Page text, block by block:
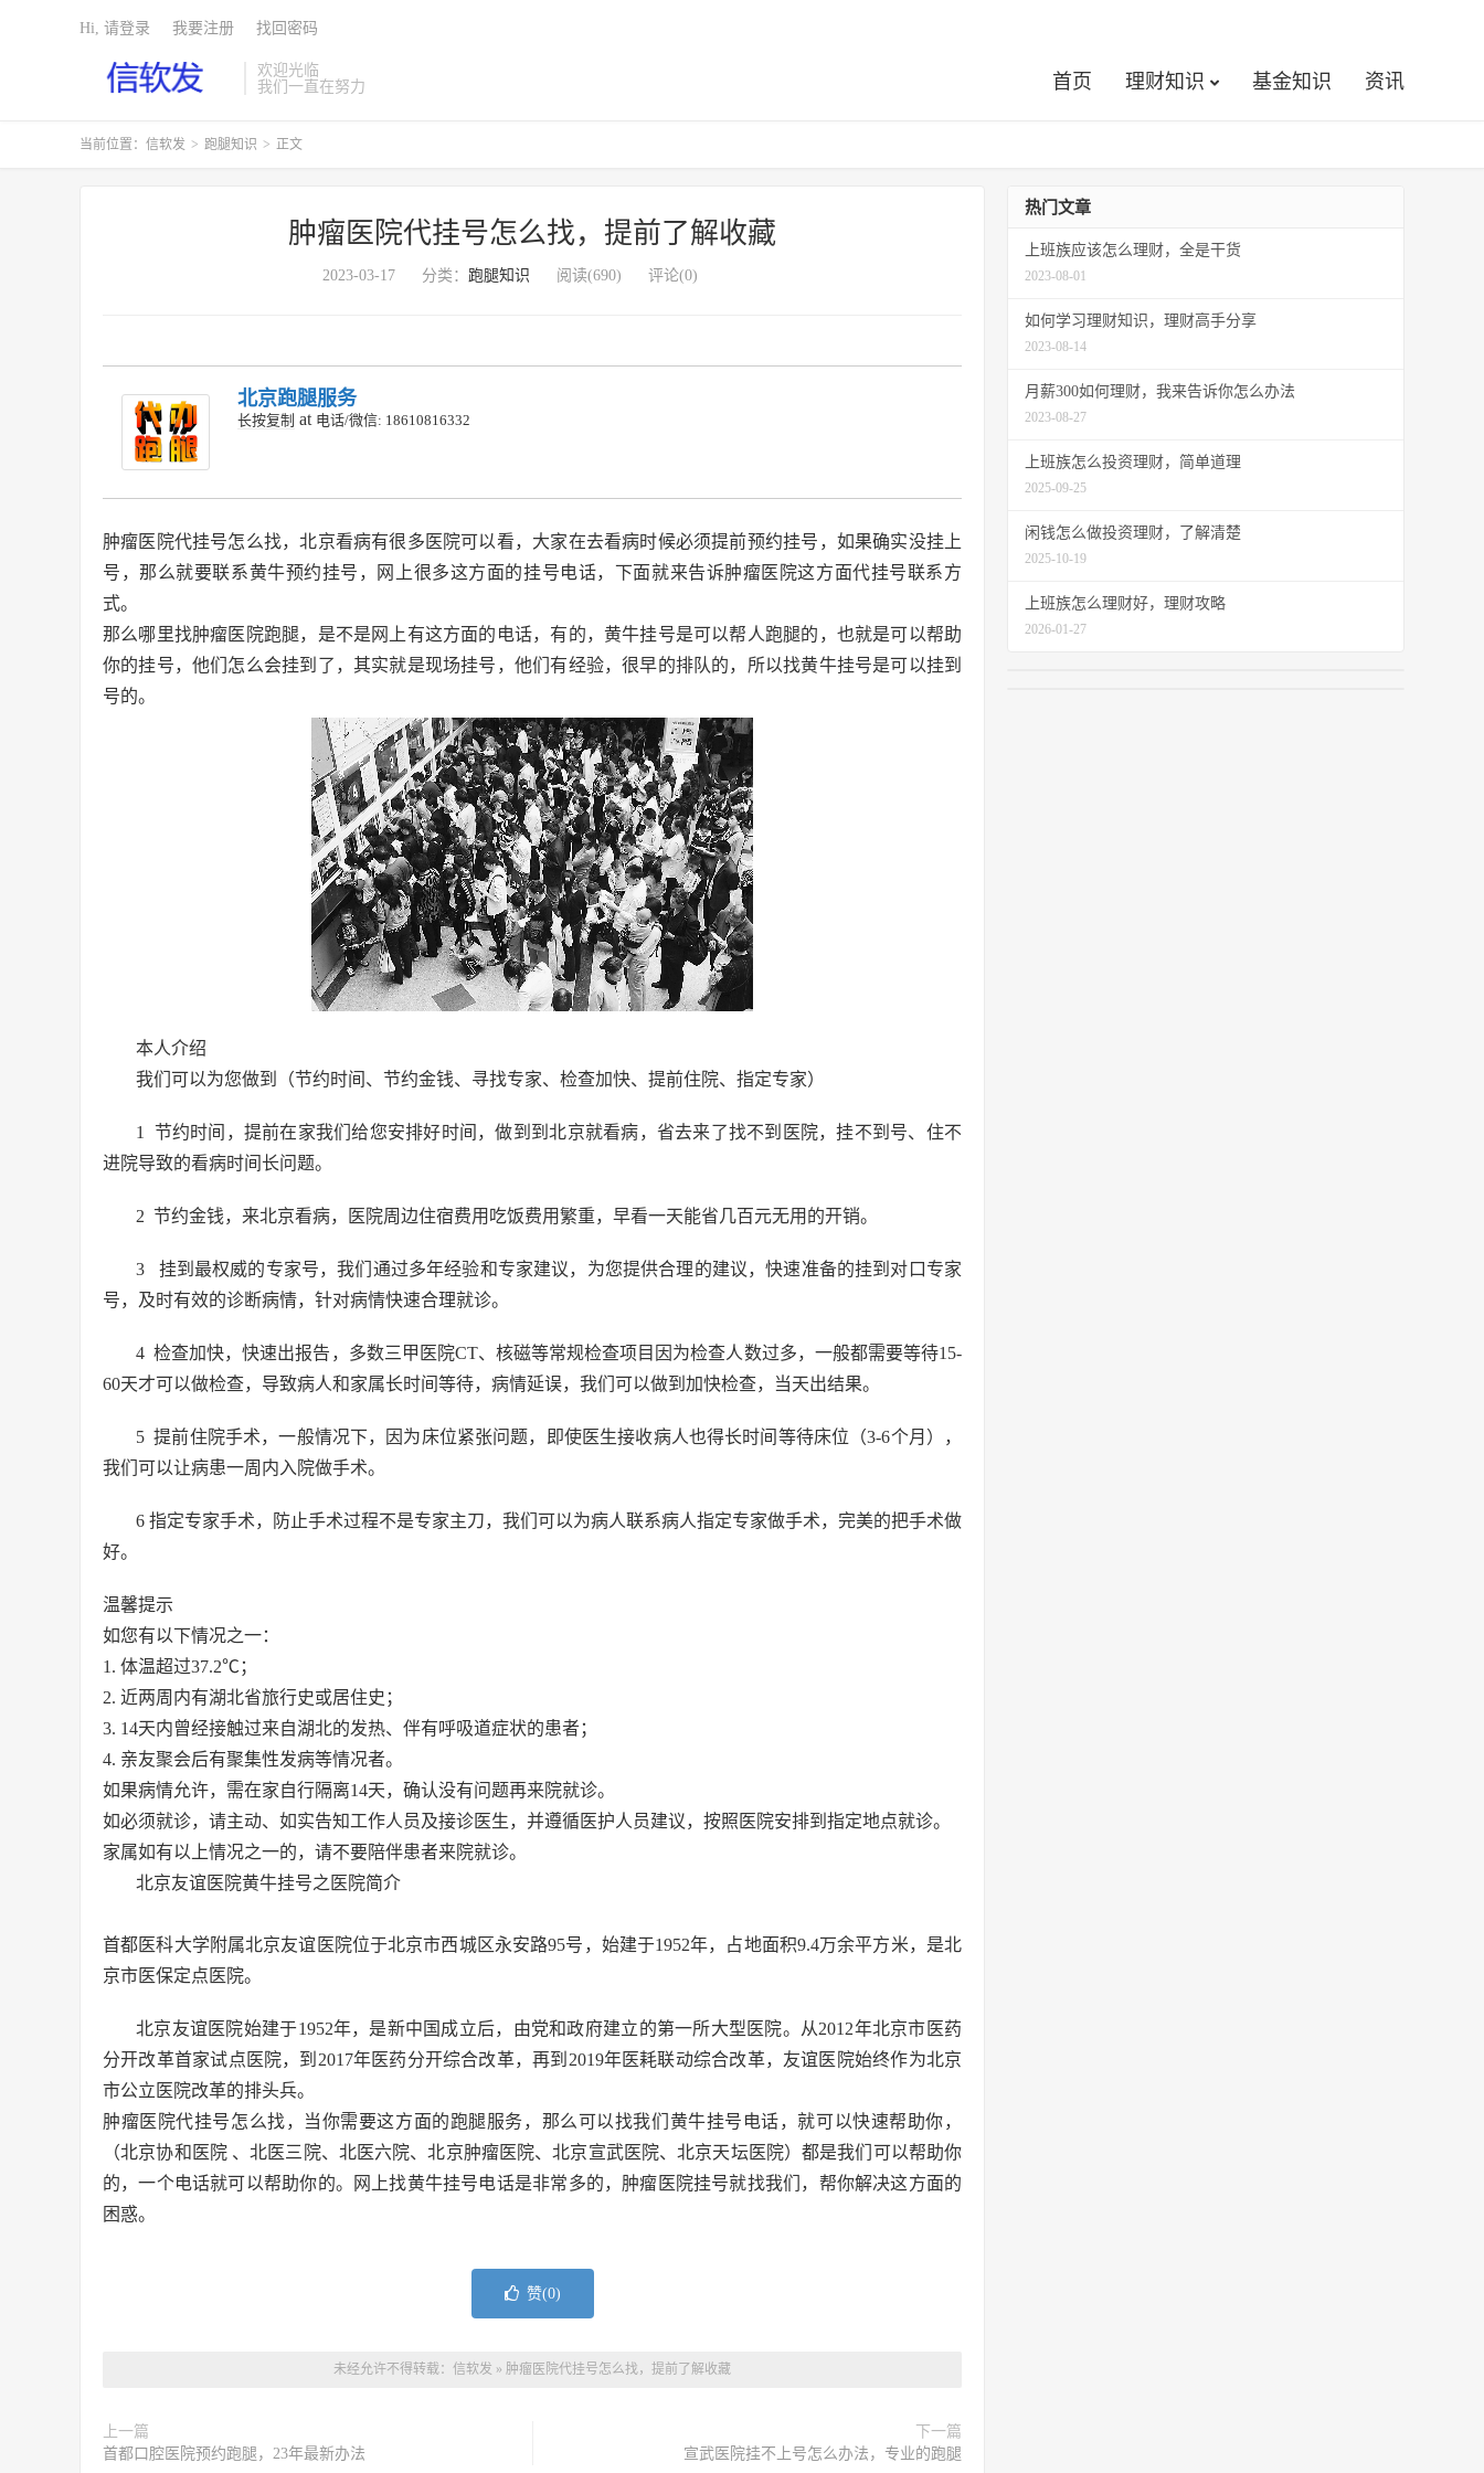
欢迎光临
我们一直在努力
首页 理财知识 基金知识 资讯
Hi, 请登录 我要注册 找回密码
当前位置： 信软发 > 跑腿知识 > 正文
肿瘤医院代挂号怎么找，提前了解收藏
2023-03-17 分类： 跑腿知识 阅读(690) 评论(0)
北京跑腿服务
长按复制 at 电话/微信: 18610816332
肿瘤医院代挂号怎么找，北京看病有很多医院可以看，大家在去看病时候必须提前预约挂号，如果确实没挂上
号，那么就要联系黄牛预约挂号，网上很多这方面的挂号电话，下面就来告诉肿瘤医院这方面代挂号联系方
式。
那么哪里找肿瘤医院跑腿，是不是网上有这方面的电话，有的，黄牛挂号是可以帮人跑腿的，也就是可以帮助
你的挂号，他们怎么会挂到了，其实就是现场挂号，他们有经验，很早的排队的，所以找黄牛挂号是可以挂到
号的。
本人介绍
我们可以为您做到（节约时间、节约金钱、寻找专家、检查加快、提前住院、指定专家）
1 节约时间，提前在家我们给您安排好时间，做到到北京就看病，省去来了找不到医院，挂不到号、住不
进院导致的看病时间长问题。
2 节约金钱，来北京看病，医院周边住宿费用吃饭费用繁重，早看一天能省几百元无用的开销。
3 挂到最权威的专家号，我们通过多年经验和专家建议，为您提供合理的建议，快速准备的挂到对口专家
号，及时有效的诊断病情，针对病情快速合理就诊。
4 检查加快，快速出报告，多数三甲医院CT、核磁等常规检查项目因为检查人数过多，一般都需要等待15-
60天才可以做检查，导致病人和家属长时间等待，病情延误，我们可以做到加快检查，当天出结果。
5 提前住院手术，一般情况下，因为床位紧张问题，即使医生接收病人也得长时间等待床位（3-6个月），
我们可以让病患一周内入院做手术。
6 指定专家手术，防止手术过程不是专家主刀，我们可以为病人联系病人指定专家做手术，完美的把手术做
好。
温馨提示
如您有以下情况之一：
1. 体温超过37.2℃；
2. 近两周内有湖北省旅行史或居住史；
3. 14天内曾经接触过来自湖北的发热、伴有呼吸道症状的患者；
4. 亲友聚会后有聚集性发病等情况者。
如果病情允许，需在家自行隔离14天，确认没有问题再来院就诊。
如必须就诊，请主动、如实告知工作人员及接诊医生，并遵循医护人员建议，按照医院安排到指定地点就诊。
家属如有以上情况之一的，请不要陪伴患者来院就诊。
北京友谊医院黄牛挂号之医院简介
首都医科大学附属北京友谊医院位于北京市西城区永安路95号，始建于1952年，占地面积9.4万余平方米，是北
京市医保定点医院。
北京友谊医院始建于1952年，是新中国成立后，由党和政府建立的第一所大型医院。从2012年北京市医药
分开改革首家试点医院，到2017年医药分开综合改革，再到2019年医耗联动综合改革，友谊医院始终作为北京
市公立医院改革的排头兵。
肿瘤医院代挂号怎么找，当你需要这方面的跑腿服务，那么可以找我们黄牛挂号电话，就可以快速帮助你，
（北京协和医院 、北医三院、北医六院、北京肿瘤医院、北京宣武医院、北京天坛医院）都是我们可以帮助你
的，一个电话就可以帮助你的。网上找黄牛挂号电话是非常多的，肿瘤医院挂号就找我们，帮你解决这方面的
困惑。
赞(0)
未经允许不得转载： 信软发 » 肿瘤医院代挂号怎么找，提前了解收藏
上一篇
首都口腔医院预约跑腿，23年最新办法
下一篇
宣武医院挂不上号怎么办法，专业的跑腿
热门文章
上班族应该怎么理财，全是干货
2023-08-01
如何学习理财知识，理财高手分享
2023-08-14
月薪300如何理财，我来告诉你怎么办法
2023-08-27
上班族怎么投资理财，简单道理
2025-09-25
闲钱怎么做投资理财，了解清楚
2025-10-19
上班族怎么理财好，理财攻略
2026-01-27